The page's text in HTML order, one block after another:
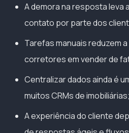
A demora na resposta leva
contato por parte dos
Tarefas manuais reduzem
corretores em vender de
Centralizar dados ainda é
muitos CRMs de imobiliárias;
A experiência do cliente